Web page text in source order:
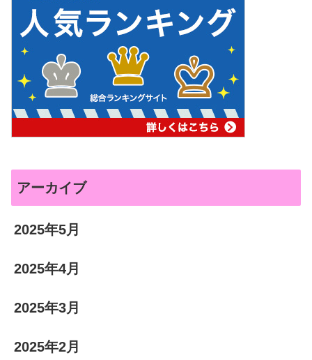
アーカイブ
2025年5月
2025年4月
2025年3月
2025年2月